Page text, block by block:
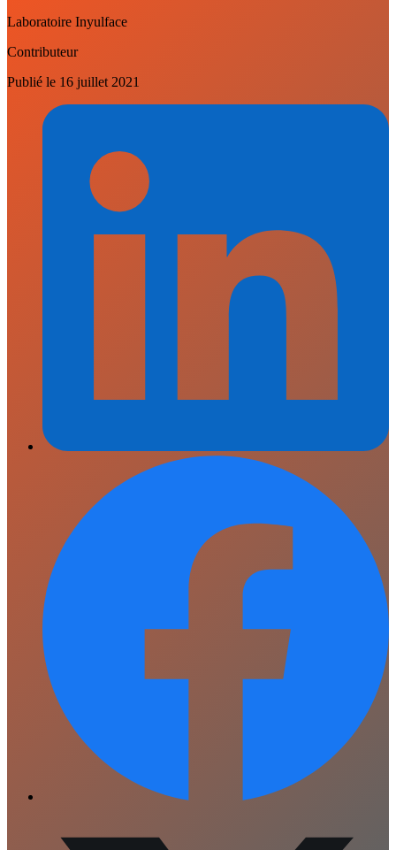
Laboratoire Inyulface
Contributeur
Publié le 16 juillet 2021